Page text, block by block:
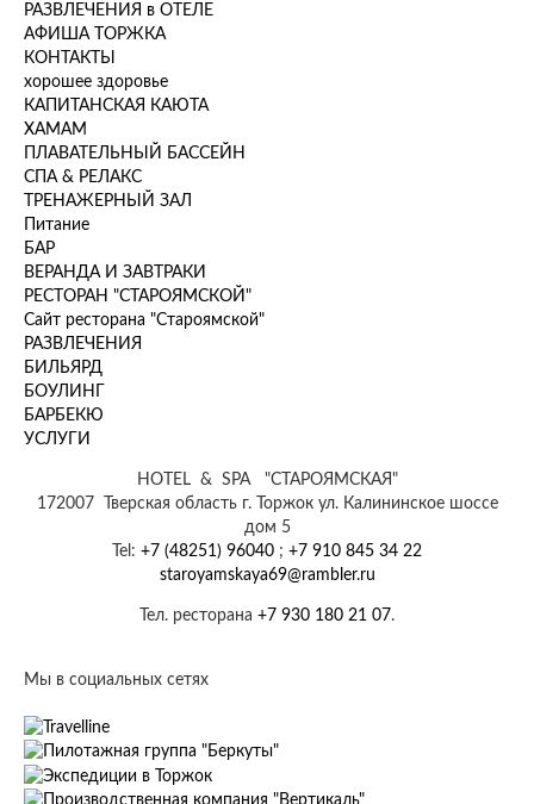
РАЗВЛЕЧЕНИЯ в ОТЕЛЕ
АФИША ТОРЖКА
КОНТАКТЫ
хорошее здоровье
КАПИТАНСКАЯ КАЮТА
ХАМАМ
ПЛАВАТЕЛЬНЫЙ БАССЕЙН
СПА & РЕЛАКС
ТРЕНАЖЕРНЫЙ ЗАЛ
Питание
БАР
ВЕРАНДА И ЗАВТРАКИ
РЕСТОРАН "СТАРОЯМСКОЙ"
Сайт ресторана "Староямской"
РАЗВЛЕЧЕНИЯ
БИЛЬЯРД
БОУЛИНГ
БАРБЕКЮ
УСЛУГИ
HOTEL & SPA "СТАРОЯМСКАЯ"
172007 Тверская область г. Торжок ул. Калининское шоссе
дом 5
Tel: +7 (48251) 96040 ; +7 910 845 34 22
staroyamskaya69@rambler.ru
Тел. ресторана +7 930 180 21 07.
Мы в социальных сетях